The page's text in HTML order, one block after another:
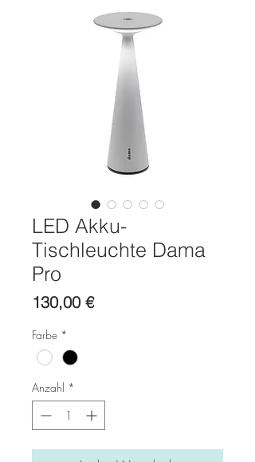
LED Akku-
Tischleuchte Dama
Pro
130,00 €Preis
Farbe *
Anzahl *